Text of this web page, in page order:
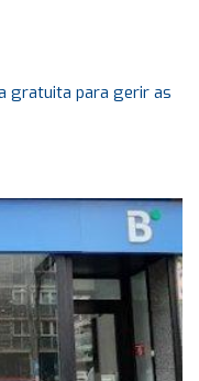
gratuita para gerir as